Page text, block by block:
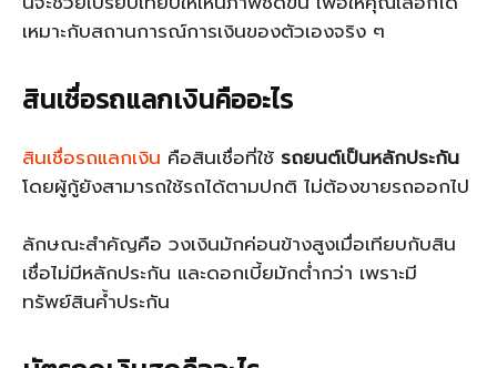
เหมาะกับสถานการณ์การเงินของตัวเองจริง ๆ
สินเชื่อรถแลกเงินคืออะไร
สินเชื่อรถแลกเงิน คือสินเชื่อที่ใช้ รถยนต์เป็นหลักประกัน
โดยผู้กู้ยังสามารถใช้รถได้ตามปกติ ไม่ต้องขายรถออกไป
ลักษณะสำคัญคือ วงเงินมักค่อนข้างสูงเมื่อเทียบกับสิน
เชื่อไม่มีหลักประกัน และดอกเบี้ยมักต่ำกว่า เพราะมี
ทรัพย์สินค้ำประกัน